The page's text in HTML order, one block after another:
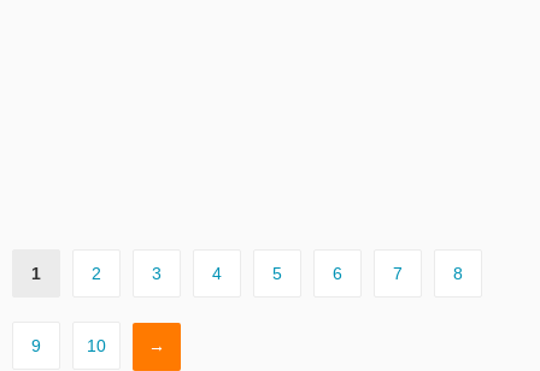
1 2 3 4 5 6 7 8
9 10 →